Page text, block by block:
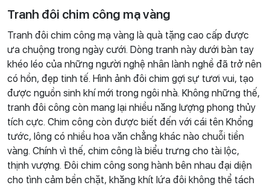
Tranh đôi chim công mạ vàng
Tranh đôi chim công mạ vàng là quà tặng cao cấp được
ưa chuộng trong ngày cưới. Dòng tranh này dưới bàn tay
khéo léo của những người nghệ nhân lành nghề đã trở nên
có hồn, đẹp tinh tế. Hình ảnh đôi chim gợi sự tươi vui, tạo
được nguồn sinh khí mới trong ngôi nhà. Không những thế,
tranh đôi công còn mang lại nhiều năng lượng phong thủy
tích cực. Chim công còn được biết đến với cái tên Khổng
tước, lông có nhiều hoa văn chẳng khác nào chuỗi tiền
vàng. Chính vì thế, chim công là biểu trưng cho tài lộc,
thịnh vượng. Đôi chim công song hành bên nhau đại diện
cho tình cảm bền chặt, khăng khít lứa đôi không thể tách